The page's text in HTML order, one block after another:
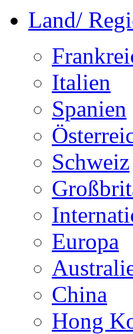
Land/
Italien
Spanien
Schweiz
Europa
China
Hong